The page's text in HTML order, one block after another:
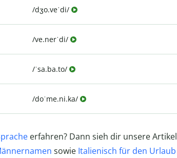
/dʒo.veˈdi/
/ve.nerˈdi/
/ˈsa.ba.to/
/doˈme.ni.ka/
erfahren? Dann sieh dir unsere Artikel
sowie Italienisch für den Urlaub